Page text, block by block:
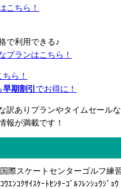
こちら！
で利用できる♪
プランはこちら！
ちら！
早期割引 でお得に！
訳ありプランやタイムセール
報が満載です！
際スケートセンターゴルフ練
ｳｴﾝｺｸｻｲｽｹｰﾄｾﾝﾀｰｺﾞﾙﾌﾚﾝｼｭｳｼﾞｮｳ